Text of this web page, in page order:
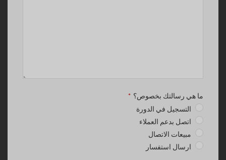
ما هي رسالتك بخصوص؟ *
التسجيل في الدورة
اتصل بدعم العملاء
مبيعات الاتصال
ارسال استفسار